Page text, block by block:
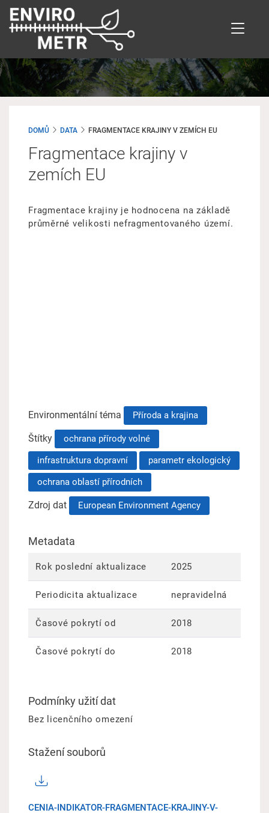
Přejít
hlavnímu
DOMŮ DATA FRAGMENTACE KRAJINY V ZEMÍCH EU
Fragmentace krajiny v
zemích EU
Fragmentace krajiny je hodnocena na základě
průměrné velikosti nefragmentovaného území.
Environmentální téma Příroda a krajina
Štítky
ochrana přírody volné
infrastruktura dopravní
parametr ekologický
ochrana oblastí přírodních
Zdroj dat European Environment Agency
Metadata
Rok poslední aktualizace 2025
Periodicita aktualizace nepravidelná
Časové pokrytí od 2018
Časové pokrytí do 2018
Podmínky užití dat
Bez licenčního omezení
Stažení souborů
CENIA-INDIKATOR-FRAGMENTACE-KRAJINY-V-